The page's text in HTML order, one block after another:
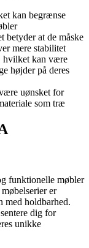
kan begrænse
betyder at de måske
mere stabilitet
hvilket kan være
højder på deres
uønsket for
som træ
funktionelle møbler
er
holdbarhed.
dig for
unikke